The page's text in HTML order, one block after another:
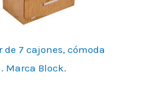
de 7 cajones, cómoda
Marca Block.